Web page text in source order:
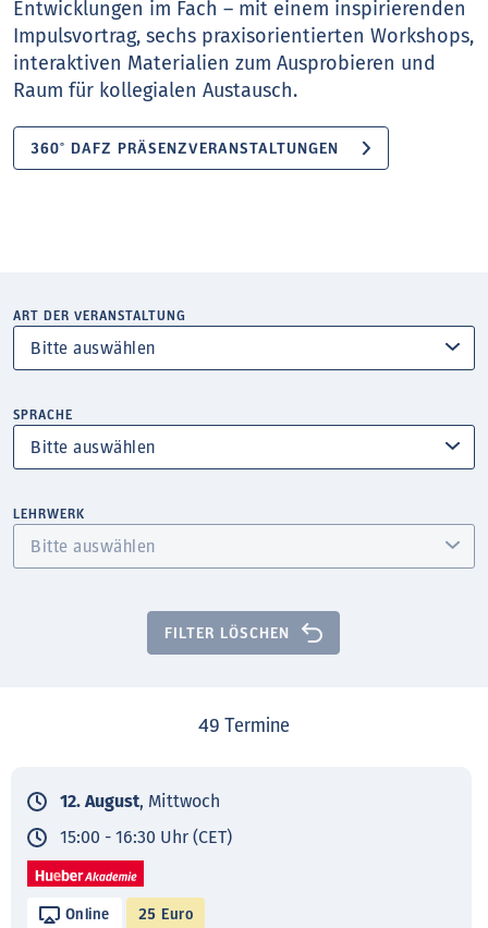
Entwicklungen im Fach – mit einem inspirierenden
Impulsvortrag, sechs praxisorientierten Workshops,
interaktiven Materialien zum Ausprobieren und
Raum für kollegialen Austausch.
360° DAFZ PRÄSENZVERANSTALTUNGEN
ART DER VERANSTALTUNG
SPRACHE
LEHRWERK
FILTER LÖSCHEN
49 Termine
12. August, Mittwoch
15:00 - 16:30 Uhr (CET)
Online 25 Euro